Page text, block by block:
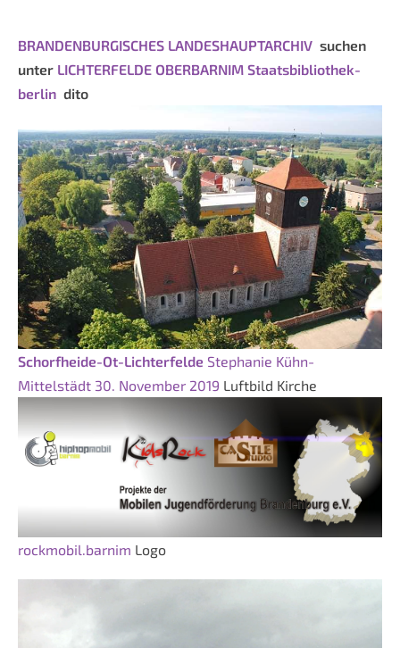
BRANDENBURGISCHES LANDESHAUPTARCHIV suchen
unter LICHTERFELDE OBERBARNIM Staatsbibliothek-
berlin dito
Schorfheide-Ot-Lichterfelde Stephanie Kühn-
Mittelstädt 30. November 2019 Luftbild Kirche
rockmobil.barnim Logo